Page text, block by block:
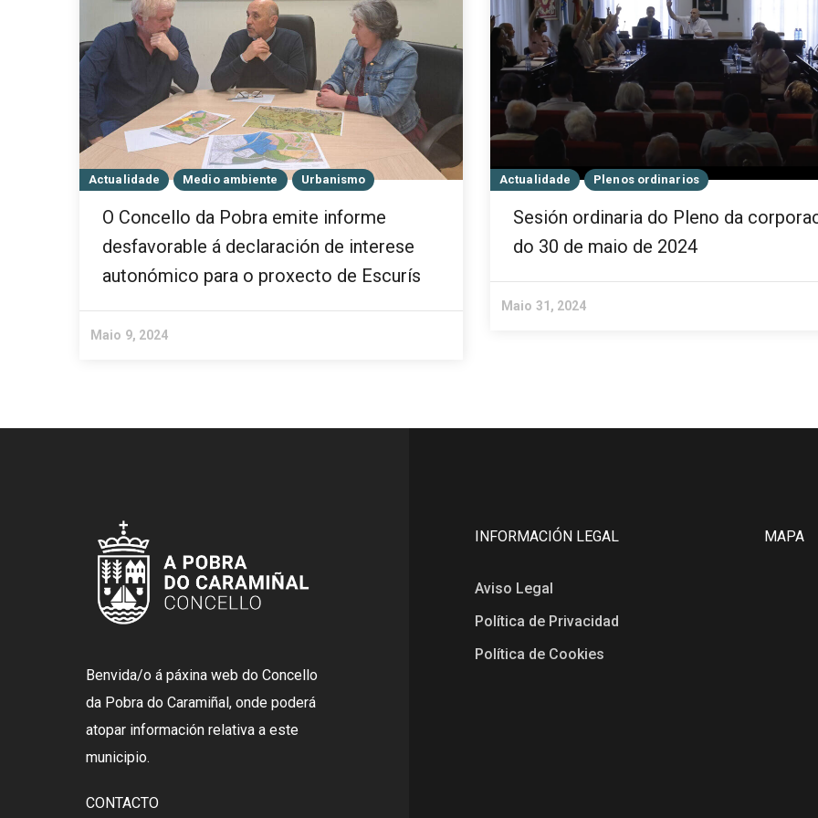
Actualidade Medio ambiente Urbanismo
O Concello da Pobra emite informe
desfavorable á declaración de interese
autonómico para o proxecto de Escurís
Maio 9, 2024
Actualidade Plenos ordinarios
Sesión ordinaria do Pleno da
do 30 de maio de 2024
Maio 31, 2024
Benvida/o á páxina web do Concello
da Pobra do Caramiñal, onde poderá
atopar información relativa a este
municipio.
CONTACTO
INFORMACIÓN LEGAL
Aviso Legal
Política de Privacidad
Política de Cookies
MAPA